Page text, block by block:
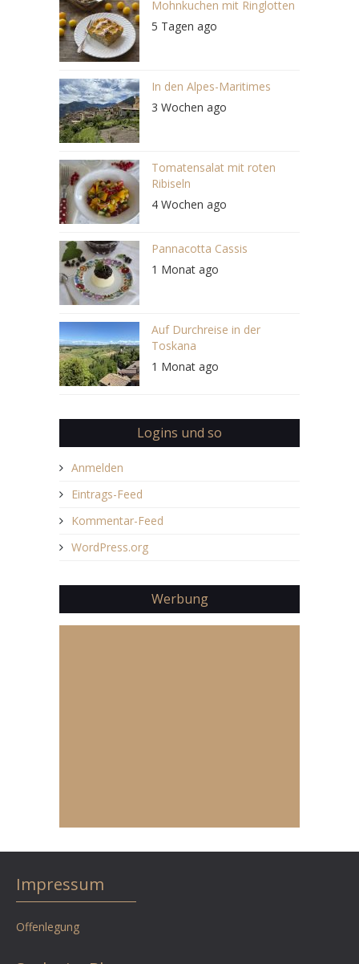
Mohnkuchen mit Ringlotten
5 Tagen ago
In den Alpes-Maritimes
3 Wochen ago
Tomatensalat mit roten
Ribiseln
4 Wochen ago
Pannacotta Cassis
1 Monat ago
Auf Durchreise in der
Toskana
1 Monat ago
Logins und so
Anmelden
Eintrags-Feed
Kommentar-Feed
WordPress.org
Werbung
Impressum
Offenlegung